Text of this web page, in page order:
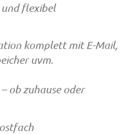
und flexibel
komplett mit E-Mail,
uvm.
zuhause oder